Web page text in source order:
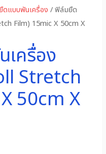
แบบพันเครื่อง / ฟิล์มยืด
Film) 15mic X 50cm X
ครื่อง
Stretch
50cm X